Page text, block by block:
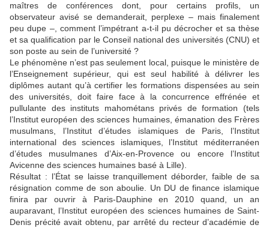
maîtres de conférences dont, pour certains profils, un
observateur avisé se demanderait, perplexe – mais finalement
peu dupe –, comment l’impétrant a-t-il pu décrocher et sa thèse
et sa qualification par le Conseil national des universités (CNU) et
son poste au sein de l’université ?
Le phénomène n’est pas seulement local, puisque le ministère de
l’Enseignement supérieur, qui est seul habilité à délivrer les
diplômes autant qu’à certifier les formations dispensées au sein
des universités, doit faire face à la concurrence effrénée et
pullulante des instituts mahométans privés de formation (tels
l’Institut européen des sciences humaines, émanation des Frères
musulmans, l’Institut d’études islamiques de Paris, l’Institut
international des sciences islamiques, l’Institut méditerranéen
d’études musulmanes d’Aix-en-Provence ou encore l’Institut
Avicenne des sciences humaines basé à Lille).
Résultat : l’État se laisse tranquillement déborder, faible de sa
résignation comme de son aboulie. Un DU de finance islamique
finira par ouvrir à Paris-Dauphine en 2010 quand, un an
auparavant, l’Institut européen des sciences humaines de Saint-
Denis précité avait obtenu, par arrêté du recteur d’académie de